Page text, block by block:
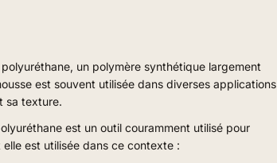
un polymère synthétique largement
est souvent utilisée dans diverses applications
sa texture.
est un outil couramment utilisé pour
est utilisée dans ce contexte :